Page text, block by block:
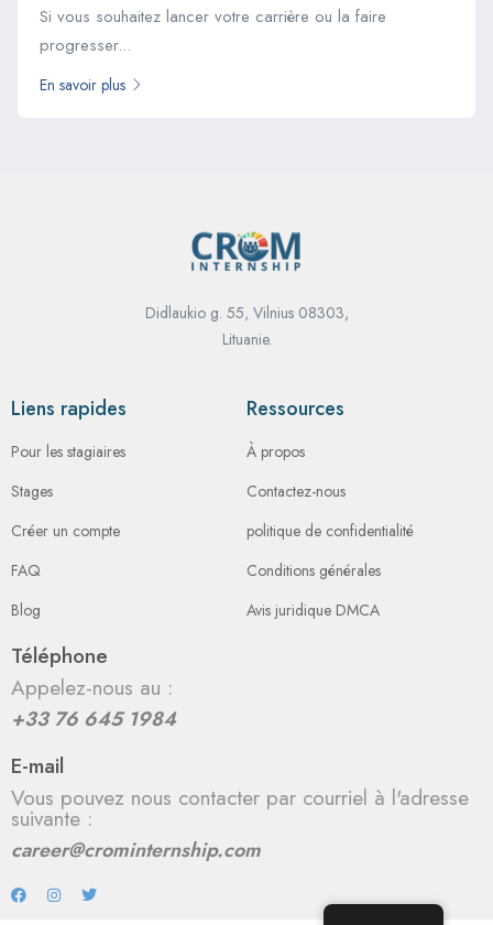
Si vous souhaitez lancer votre carrière ou la faire
progresser...
En savoir plus
Didlaukio g. 55, Vilnius 08303,
Lituanie.
Liens rapides
Pour les stagiaires
Stages
Créer un compte
FAQ
Blog
Ressources
À propos
Contactez-nous
politique de confidentialité
Conditions générales
Avis juridique DMCA
Téléphone
Appelez-nous au :
+33 76 645 1984
E-mail
Vous pouvez nous contacter par courriel à l'adresse
suivante :
career@crominternship.com